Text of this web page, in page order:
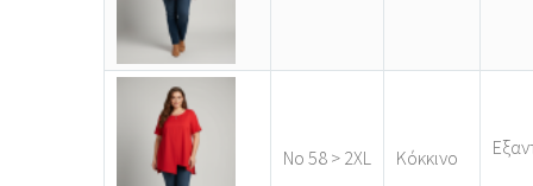
Νο 58 > 2XL Κόκκινο